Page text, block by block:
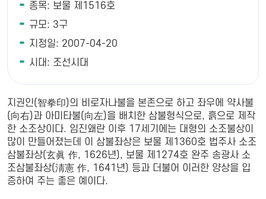
종목: 보물 제1516호
규모: 3구
지정일: 2007-04-20
시대: 조선시대
지권인(智拳印)의 비로자나불을 본존으로 하고 좌우에 약사불
(向右)과 아미타불(向左)을 배치한 삼불형식으로, 흙으로 제작
한 소조상이다. 임진왜란 이후 17세기에는 대형의 소조불상이
많이 만들어졌는데 이 삼불좌상은 보물 제1360호 법주사 소조
삼불좌상(玄眞 作, 1626년), 보물 제1274호 완주 송광사 소
조삼불좌상(淸憲 作, 1641년) 등과 더불어 이러한 양상을 입
증하여 주는 좋은 예이다.